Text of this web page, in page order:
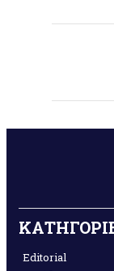
Editorial